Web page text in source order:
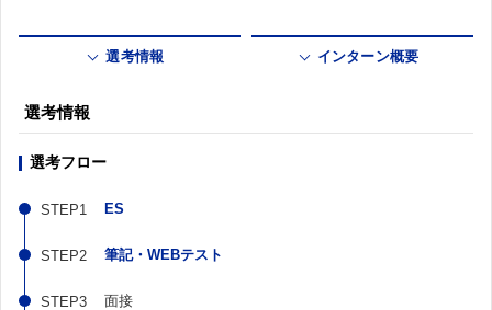
選考情報 インターン概要
選考情報
選考フロー
ES
筆記・WEBテスト
面接